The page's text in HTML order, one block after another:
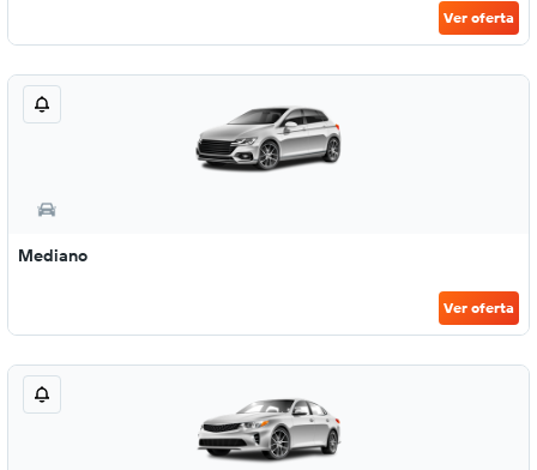
Ver oferta
Mediano
Ver oferta